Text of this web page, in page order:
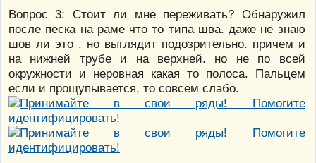
Вопрос 3: Стоит ли мне переживать? Обнаружил
после песка на раме что то типа шва. даже не знаю
шов ли это , но выглядит подозрительно. причем и
на нижней трубе и на верхней. но не по всей
окружности и неровная какая то полоса. Пальцем
если и прощупывается, то совсем слабо.